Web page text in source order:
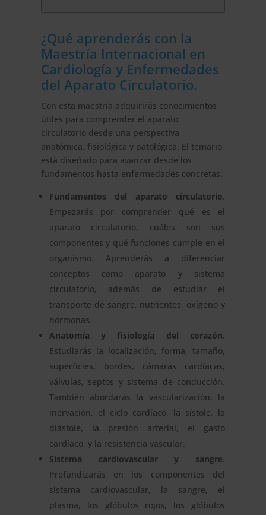
¿Qué aprenderás con la
Maestría Internacional en
Cardiología y Enfermedades
del Aparato Circulatorio.
Con esta maestría adquirirás conocimientos
útiles para comprender el aparato
circulatorio desde una perspectiva
anatómica, fisiológica y patológica. El temario
está diseñado para avanzar desde los
fundamentos hasta enfermedades concretas.
Fundamentos del aparato circulatorio.
Empezarás por comprender qué es el
aparato circulatorio, cuáles son sus
componentes y qué funciones cumple en el
organismo. Aprenderás a diferenciar
conceptos como aparato y sistema
circulatorio, además de estudiar el
transporte de sangre, nutrientes, oxígeno y
hormonas.
Anatomía y fisiología del corazón.
Estudiarás la localización, forma, tamaño,
superficies, bordes, cámaras cardíacas,
válvulas, septos y sistema de conducción.
También abordarás la vascularización, la
inervación, el ciclo cardíaco, la sístole, la
diástole, la presión arterial, el gasto
cardíaco, y la resistencia vascular.
Sistema cardiovascular y sangre.
Profundizarás en los componentes del
sistema cardiovascular, la sangre, el
plasma, los glóbulos rojos, los glóbulos